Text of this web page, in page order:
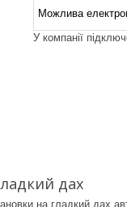
У компанії
дах
на гладкий дах